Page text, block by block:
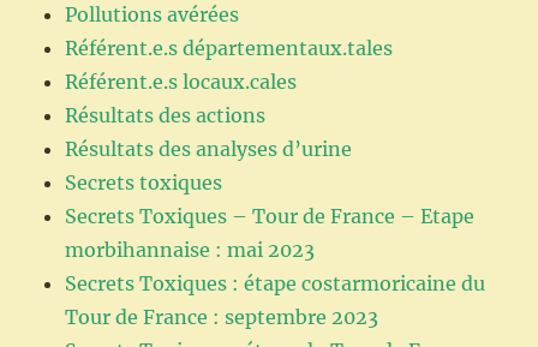
Pollutions avérées
Référent.e.s départementaux.tales
Référent.e.s locaux.cales
Résultats des actions
Résultats des analyses d’urine
Secrets toxiques
Secrets Toxiques – Tour de France – Etape
morbihannaise : mai 2023
Secrets Toxiques : étape costarmoricaine du
Tour de France : septembre 2023